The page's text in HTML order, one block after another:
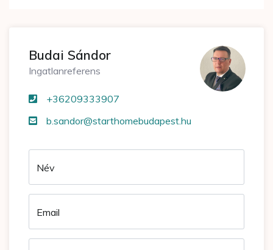
Budai Sándor
Ingatlanreferens
+36209333907
b.sandor@starthomebudapest.hu
Név
Email